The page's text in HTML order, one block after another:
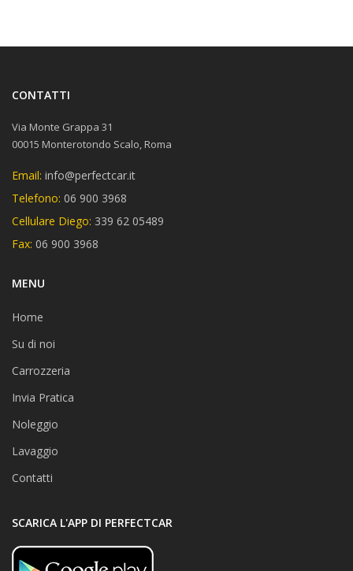
CONTATTI
Via Monte Grappa 31
00015 Monterotondo Scalo, Roma
Email: info@perfectcar.it
Telefono: 06 900 3968
Cellulare Diego: 339 62 05489
Fax: 06 900 3968
MENU
Home
Su di noi
Carrozzeria
Invia Pratica
Noleggio
Lavaggio
Contatti
SCARICA L'APP DI PERFECTCAR